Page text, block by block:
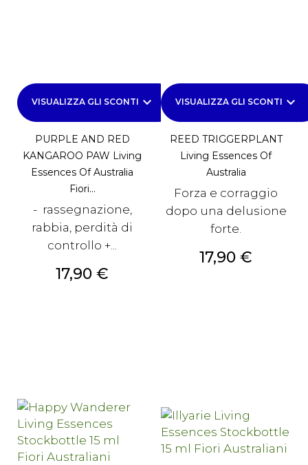
VISUALIZZA GLI SCONTI keyboard_arrow_down
PURPLE AND RED
KANGAROO PAW Living
Essences Of Australia
Fiori...
- rassegnazione,
rabbia, perdità di
controllo +...
Prezzo
17,90 €
VISUALIZZA GLI SCONTI keyboard_arrow_down
REED TRIGGERPLANT
Living Essences Of
Australia
Forza e corraggio
dopo una delusione
forte.
Prezzo
17,90 €